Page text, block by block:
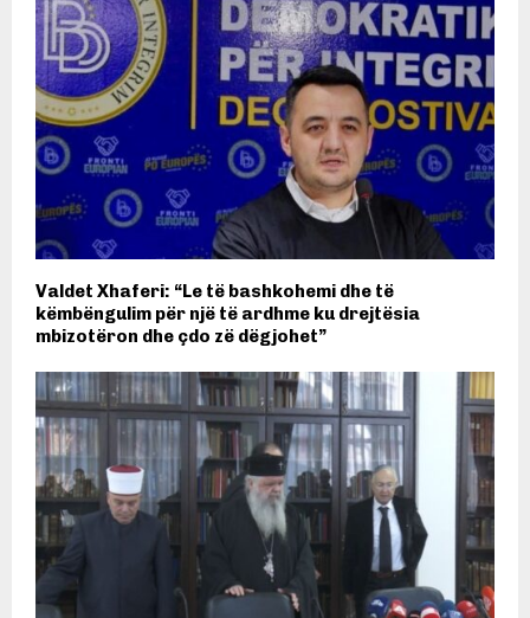
Valdet Xhaferi: “Le të bashkohemi dhe të
këmbëngulim për një të ardhme ku drejtësia
mbizotëron dhe çdo zë dëgjohet”